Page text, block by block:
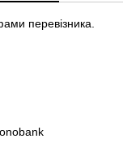
перевізника.